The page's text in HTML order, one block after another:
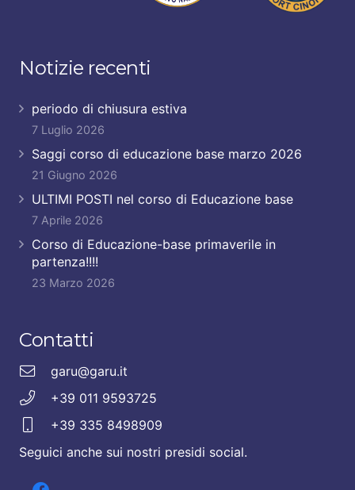
Notizie recenti
periodo di chiusura estiva
7 Luglio 2026
Saggi corso di educazione base marzo 2026
21 Giugno 2026
ULTIMI POSTI nel corso di Educazione base
7 Aprile 2026
Corso di Educazione-base primaverile in
partenza!!!!
23 Marzo 2026
Contatti
garu@garu.it
+39 011 9593725
+39 335 8498909
Seguici anche sui nostri presidi social.